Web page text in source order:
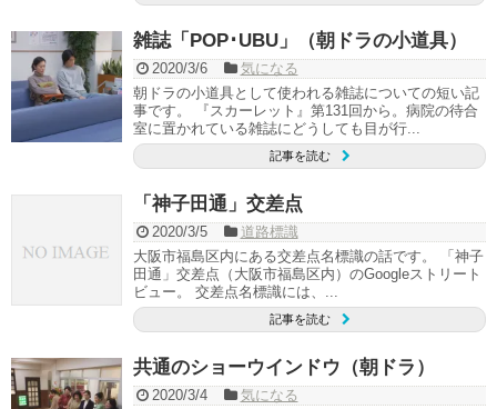
雑誌「POP･UBU」（朝ドラの小道具）
2020/3/6
気になる
朝ドラの小道具として使われる雑誌についての短い記
事です。 『スカーレット』第131回から。病院の待合
室に置かれている雑誌にどうしても目が行...
記事を読む
「神子田通」交差点
2020/3/5
道路標識
大阪市福島区内にある交差点名標識の話です。 「神子
田通」交差点（大阪市福島区内）のGoogleストリート
ビュー。 交差点名標識には、...
記事を読む
共通のショーウインドウ（朝ドラ）
2020/3/4
気になる